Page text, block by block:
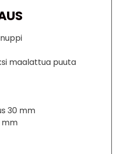
maalattua puuta
30 mm
mm